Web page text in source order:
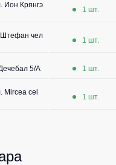
Ион Крянгэ
1 шт.
Штефан чел
1 шт.
5/A 1 шт.
Mircea cel
1 шт.